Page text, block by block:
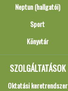
Neptun (hallgatói)
Sport
Könyvtár
SZOLGÁLTATÁSOK
Oktatási keretrendszer